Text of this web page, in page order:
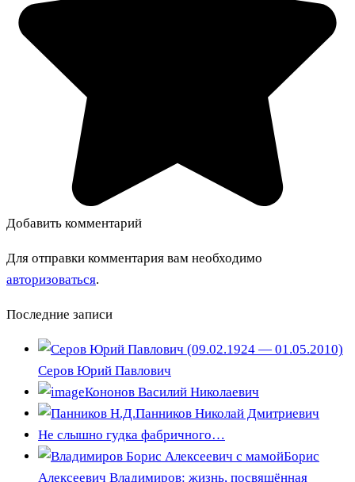
Добавить комментарий
Для отправки комментария вам необходимо
авторизоваться.
Последние записи
Серов Юрий Павлович
Кононов Василий Николаевич
Панников Николай Дмитриевич
Не слышно гудка фабричного…
Борис
Алексеевич Владимиров: жизнь, посвящённая